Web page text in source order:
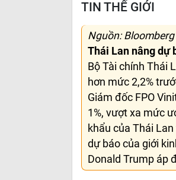
TIN THẾ GIỚI
Nguồn: Bloomberg
Thái Lan nâng dự
Bộ Tài chính Thái
hơn mức 2,2%
Giám đốc FPO
1%, vượt xa mức
khẩu của Thái
dự báo của giới
Donald Trump áp